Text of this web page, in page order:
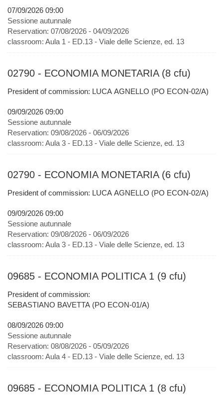
07/09/2026 09:00
Sessione autunnale
Reservation: 07/08/2026 - 04/09/2026
classroom: Aula 1 - ED.13 - Viale delle Scienze, ed. 13
02790 - ECONOMIA MONETARIA (8 cfu)
President of commission: LUCA AGNELLO (PO ECON-02/A)
09/09/2026 09:00
Sessione autunnale
Reservation: 09/08/2026 - 06/09/2026
classroom: Aula 3 - ED.13 - Viale delle Scienze, ed. 13
02790 - ECONOMIA MONETARIA (6 cfu)
President of commission: LUCA AGNELLO (PO ECON-02/A)
09/09/2026 09:00
Sessione autunnale
Reservation: 09/08/2026 - 06/09/2026
classroom: Aula 3 - ED.13 - Viale delle Scienze, ed. 13
09685 - ECONOMIA POLITICA 1 (9 cfu)
President of commission:
SEBASTIANO BAVETTA (PO ECON-01/A)
08/09/2026 09:00
Sessione autunnale
Reservation: 08/08/2026 - 05/09/2026
classroom: Aula 4 - ED.13 - Viale delle Scienze, ed. 13
09685 - ECONOMIA POLITICA 1 (8 cfu)